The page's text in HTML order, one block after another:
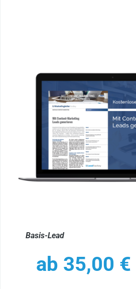
Basis-Lead
ab 35,00 €